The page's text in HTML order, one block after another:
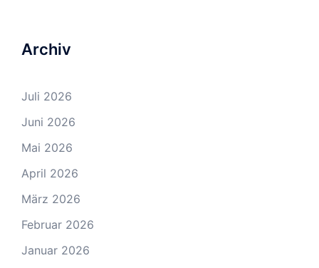
Archiv
Juli 2026
Juni 2026
Mai 2026
April 2026
März 2026
Februar 2026
Januar 2026